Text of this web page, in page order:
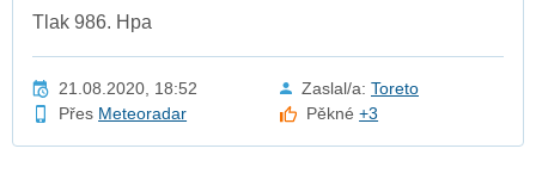
Tlak 986. Hpa
21.08.2020, 18:52 Zaslal/a: Toreto
Přes Meteoradar Pěkné+3